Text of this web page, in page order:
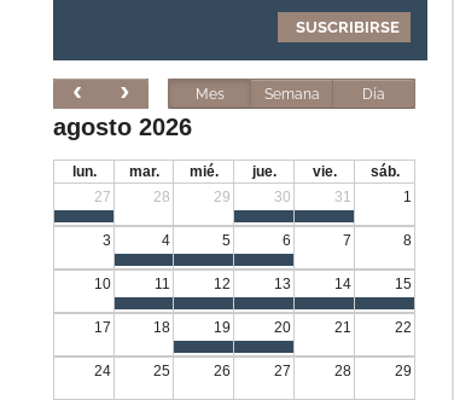
Mes Semana Día
agosto 2026
lun. mar. mié. jue. vie.
sáb.
27
28 29 30 31 1
3 4 5 6 7 8
10 11 12 13 14 15
17 18 19 20 21 22
24 25 26 27 28 29